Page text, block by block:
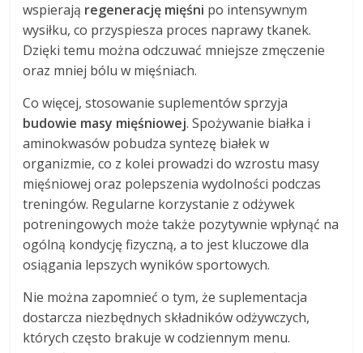
wspierają regenerację mięśni po intensywnym
wysiłku, co przyspiesza proces naprawy tkanek.
Dzięki temu można odczuwać mniejsze zmęczenie
oraz mniej bólu w mięśniach.
Co więcej, stosowanie suplementów sprzyja
budowie masy mięśniowej. Spożywanie białka i
aminokwasów pobudza syntezę białek w
organizmie, co z kolei prowadzi do wzrostu masy
mięśniowej oraz polepszenia wydolności podczas
treningów. Regularne korzystanie z odżywek
potreningowych może także pozytywnie wpłynąć na
ogólną kondycję fizyczną, a to jest kluczowe dla
osiągania lepszych wyników sportowych.
Nie można zapomnieć o tym, że suplementacja
dostarcza niezbędnych składników odżywczych,
których często brakuje w codziennym menu.